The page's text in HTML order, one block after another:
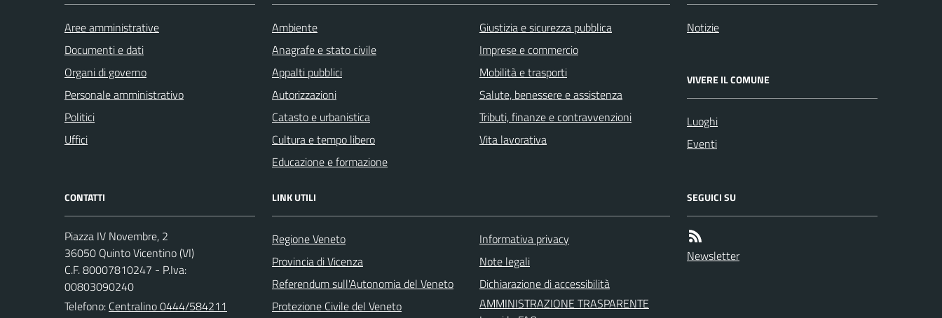
Aree amministrative
Documenti e dati
Organi di governo
Personale amministrativo
Politici
Uffici
Ambiente
Anagrafe e stato civile
Appalti pubblici
Autorizzazioni
Catasto e urbanistica
Cultura e tempo libero
Educazione e formazione
Giustizia e sicurezza pubblica
Imprese e commercio
Mobilità e trasporti
Salute, benessere e assistenza
Tributi, finanze e contravvenzioni
Vita lavorativa
Notizie
VIVERE IL COMUNE
Luoghi
Eventi
CONTATTI
Piazza IV Novembre, 2
36050 Quinto Vicentino (VI)
C.F. 80007810247 - P.Iva:
00803090240
Telefono: Centralino 0444/584211
LINK UTILI
Regione Veneto
Provincia di Vicenza
Referendum sull'Autonomia del Veneto
Protezione Civile del Veneto
Informativa privacy
Note legali
Dichiarazione di accessibilità
AMMINISTRAZIONE TRASPARENTE
SEGUICI SU
Newsletter